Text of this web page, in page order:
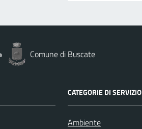
Comune di Buscate
CATEGORIE DI SERVIZIO
Ambiente